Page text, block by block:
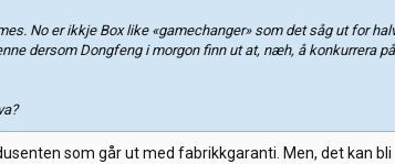
No er ikkje Box like «gamechanger» som det såg ut for
dersom Dongfeng i morgon finn ut at, næh, å konkurrera
som går ut med fabrikkgaranti. Men, det kan